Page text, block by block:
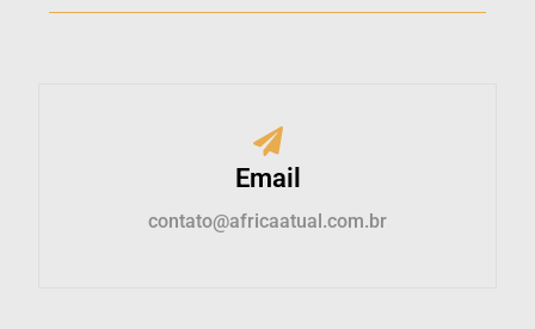
Email
contato@africaatual.com.br